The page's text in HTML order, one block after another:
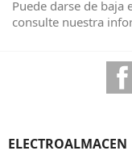
Puede darse de baja
consulte nuestra
ELECTROALMACEN